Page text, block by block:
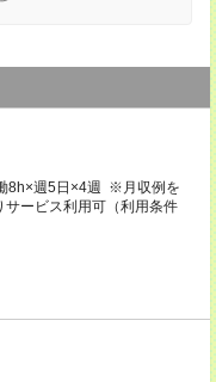
8h×週5日×4週 ※月収例を
ービス利用可（利用条件